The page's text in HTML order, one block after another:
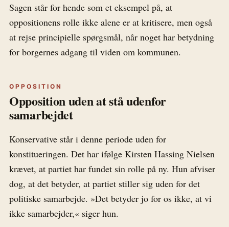
Sagen står for hende som et eksempel på, at
oppositionens rolle ikke alene er at kritisere, men også
at rejse principielle spørgsmål, når noget har betydning
for borgernes adgang til viden om kommunen.
OPPOSITION
Opposition uden at stå udenfor
samarbejdet
Konservative står i denne periode uden for
konstitueringen. Det har ifølge Kirsten Hassing Nielsen
krævet, at partiet har fundet sin rolle på ny. Hun afviser
dog, at det betyder, at partiet stiller sig uden for det
politiske samarbejde. »Det betyder jo for os ikke, at vi
ikke samarbejder,« siger hun.